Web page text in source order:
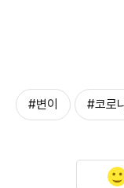
#변이 #코로